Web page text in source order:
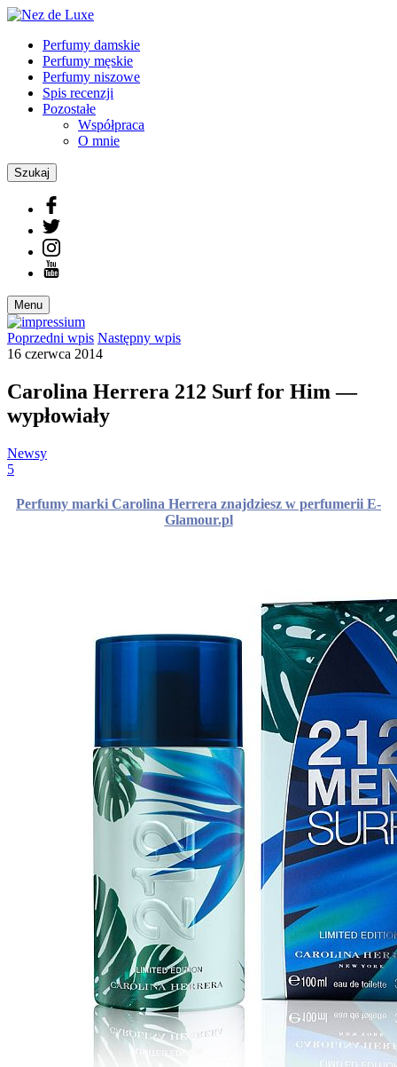
Perfumy damskie
Perfumy męskie
Perfumy niszowe
Spis recenzji
Pozostałe
Współpraca
O mnie
Szukaj
Menu
Poprzedni wpis Następny wpis
16 czerwca 2014
Carolina Herrera 212 Surf for Him —
wypłowiały
Newsy
5
Perfumy marki Carolina Herrera znajdziesz w perfumerii E-
Glamour.pl